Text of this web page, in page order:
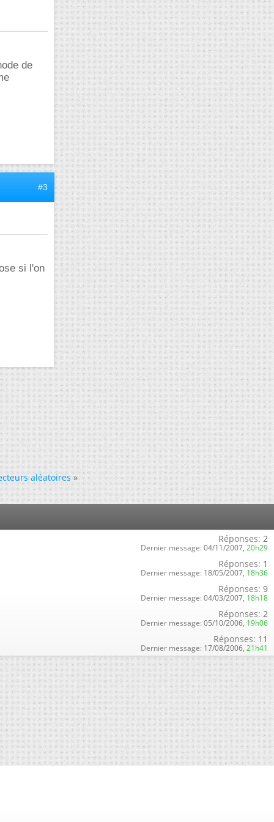
de
#3
si l'on
aléatoires »
Réponses: 2
Dernier message: 04/11/2007, 20h29
Réponses: 1
Dernier message: 18/05/2007, 18h36
Réponses: 9
Dernier message: 04/03/2007, 18h18
Réponses: 2
Dernier message: 05/10/2006, 19h06
Réponses: 11
Dernier message: 17/08/2006, 21h41